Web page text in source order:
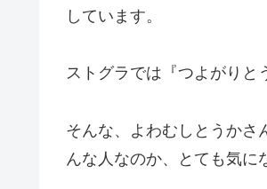
しています。
ストグラでは『つよがりと
そんな、よわむしとうかさ
んな人なのか、とても気に